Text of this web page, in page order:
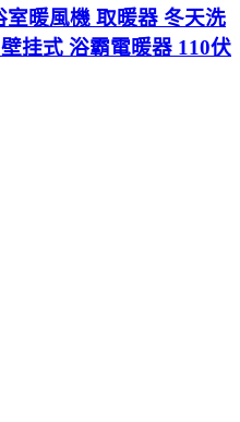
暖風機 取暖器 冬天洗
挂式 浴霸電暖器 110伏